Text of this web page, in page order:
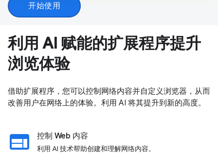
开始使用
利用 AI 赋能的扩展程序提升
浏览体验
借助扩展程序，您可以控制网络内容并自定义浏览器，从而
改善用户在网络上的体验。利用 AI 将其提升到新的高度。
web 控制 Web 内容
利用 AI 技术帮助创建和理解网络内容。